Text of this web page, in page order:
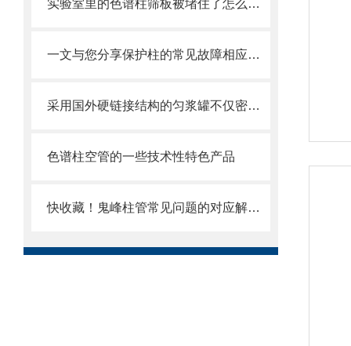
实验室里的色谱柱筛板被堵住了怎么办？这些方法帮你解决
一文与您分享保护柱的常见故障相应解决方法
采用国外硬链接结构的匀浆罐不仅密封性能好而且耐磨损
色谱柱空管的一些技术性特色产品
快收藏！鬼峰柱管常见问题的对应解决妙招